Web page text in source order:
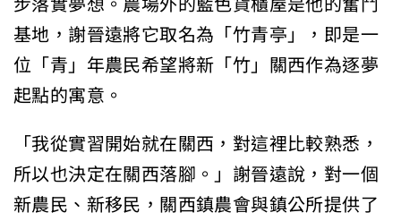
基地，謝晉遠將它取名為「竹青亭」，即是一
位「青」年農民希望將新「竹」關西作為逐夢
起點的寓意。
「我從實習開始就在關西，對這裡比較熟悉，
所以也決定在關西落腳。」謝晉遠說，對一個
新農民、新移民，關西鎮農會與鎮公所提供了